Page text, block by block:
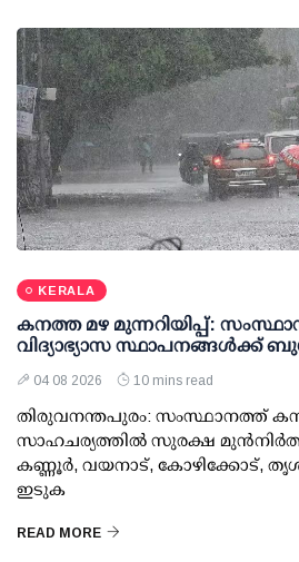
KERALA
കനത്ത മഴ മുന്നറിയിപ്പ്:
വിദ്യാഭ്യാസ സ്ഥാപനങ്ങള്‍ക്ക്
04 08 2026 10 mins read
തിരുവനന്തപുരം: സംസ്ഥാനത്ത്
സാഹചര്യത്തില്‍ സുരക്ഷ
കണ്ണൂര്‍, വയനാട്, കോഴിക്കോട്,
ഇടുക
READ MORE